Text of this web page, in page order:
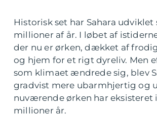
Historisk set har Sahara udviklet
millioner af år. I løbet af
der nu er ørken, dækket af
og hjem for et rigt dyreliv. Men
som klimaet ændrede sig, blev
gradvist mere ubarmhjertig og
nuværende ørken har eksisteret
millioner år.